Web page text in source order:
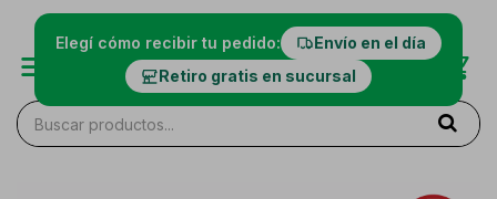
Elegí cómo recibir tu pedido:
Envío en el día
Retiro gratis en sucursal